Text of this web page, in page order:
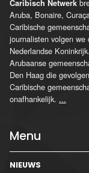
Caribisch Netwerk
Aruba, Bonaire,
Caribische
journalisten volgen
Nederlandse
Arubaanse
Den Haag die
Caribische
onafhankelijk. ...
Menu
NIEUWS